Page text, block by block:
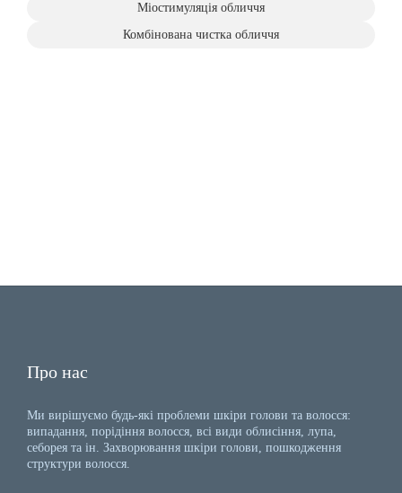
Міостимуляція обличчя
Комбінована чистка обличчя
Про нас
Ми вирішуємо будь-які проблеми шкіри голови та волосся:
випадання, порідіння волосся, всі види облисіння, лупа,
себорея та ін. Захворювання шкіри голови, пошкодження
структури волосся.